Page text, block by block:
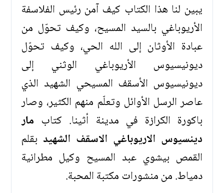
يبين لنا هذا الكتاب كيف آمن رئيس الفلاسفة
الأريوباغي بالسيد المسيح، وكيف تحوّل من
عبادة الأوثان إلى الله الحي، وكيف تحوّل
ديونيسيوس الأريوباغي الوثني إلى
ديونيسيوس الأسقف المسيحي الشهيد الذي
عاصر الرسل الأوائل وتعلّم منهم الكثير، وصار
باكورة الكرازة في مدينة أثينا. كتاب مار
دينسيوس الاريوباغي الاسقف الشهيد بقلم
القمص بيشوي عبد المسيح وكيل مطرانية
دمياط. من منشورات مكتبة المحبة.